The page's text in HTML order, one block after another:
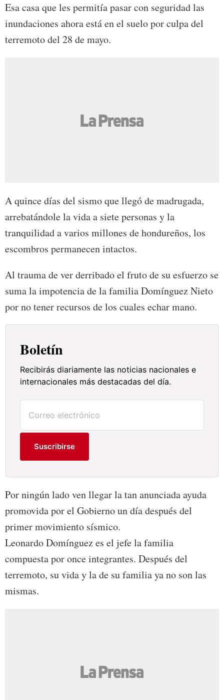
Esa casa que les permitía pasar con seguridad las
inundaciones ahora está en el suelo por culpa del
terremoto del 28 de mayo.
A quince días del sismo que llegó de madrugada,
arrebatándole la vida a siete personas y la
tranquilidad a varios millones de hondureños, los
escombros permanecen intactos.
Al trauma de ver derribado el fruto de su esfuerzo se
suma la impotencia de la familia Domínguez Nieto
por no tener recursos de los cuales echar mano.
Boletín
Recibirás diariamente las noticias nacionales e
internacionales más destacadas del día.
Suscribirse
Por ningún lado ven llegar la tan anunciada ayuda
promovida por el Gobierno un día después del
primer movimiento sísmico.
Leonardo Domínguez es el jefe la familia
compuesta por once integrantes. Después del
terremoto, su vida y la de su familia ya no son las
mismas.